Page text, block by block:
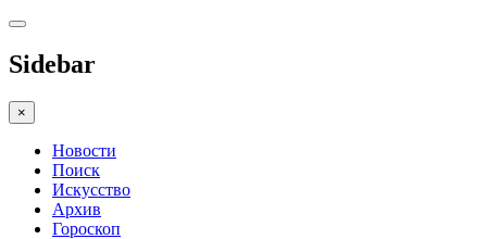
Sidebar
×
Новости
Поиск
Искусство
Архив
Гороскоп